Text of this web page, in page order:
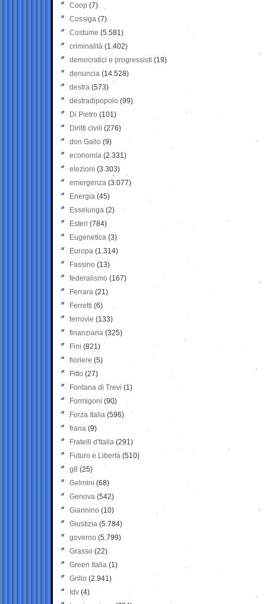
Coop (7)
Cossiga (7)
Costume (5.581)
criminalità (1.402)
democratici e progressisti (19)
denuncia (14.528)
destra (573)
destradipopolo (99)
Di Pietro (101)
Diritti civili (276)
don Gallo (9)
economia (2.331)
elezioni (3.303)
emergenza (3.077)
Energia (45)
Esselunga (2)
Esteri (784)
Eugenetica (3)
Europa (1.314)
Fassino (13)
federalismo (167)
Ferrara (21)
Ferretti (6)
ferrovie (133)
finanziaria (325)
Fini (821)
fioriere (5)
Fitto (27)
Fontana di Trevi (1)
Formigoni (90)
Forza Italia (596)
frana (9)
Fratelli d'Italia (291)
Futuro e Libertà (510)
g8 (25)
Gelmini (68)
Genova (542)
Giannino (10)
Giustizia (5.784)
governo (5.799)
Grasso (22)
Green Italia (1)
Grillo (2.941)
Idv (4)